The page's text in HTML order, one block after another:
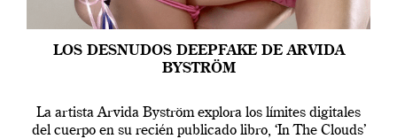
LOS DESNUDOS DEEPFAKE DE ARVIDA
BYSTRÖM
La artista Arvida Byström explora los límites digitales
del cuerpo en su recién publicado libro, ‘In The Clouds’